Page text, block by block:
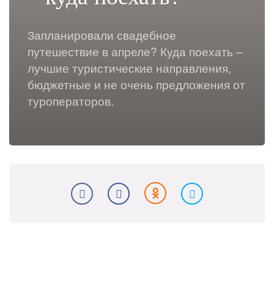
Запланировали свадебное
путешествие в апреле? Куда поехать –
лучшие туристические направления,
бюджетные и не очень предложения от
туроператоров.